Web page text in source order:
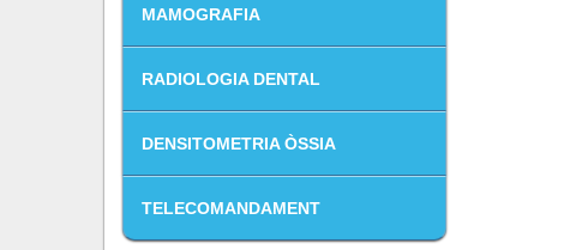
MAMOGRAFIA
RADIOLOGIA DENTAL
DENSITOMETRIA ÒSSIA
TELECOMANDAMENT